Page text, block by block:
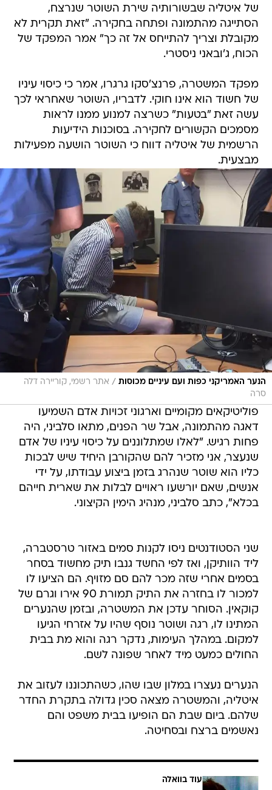
של איטליה שבשורותיה שירת השוטר שנרצח,
הסתייגה מהתמונה ופתחה בחקירה. "זאת תקרית לא
מקובלת וצריך להתייחס אל זה כך" אמר המפקד של
הכוח, ג'ובאני ניסטרי.
מפקד המשטרה, פרנצ'סקו גרגרו, אמר כי כיסוי עיניו
של חשוד הוא אינו חוקי. לדבריו, השוטר שאחראי לכך
עשה זאת "בטעות" כשרצה למנוע ממנו לראות
מסמכים הקשורים לחקירה. בסוכנות הידיעות
הרשמית של איטליה דווח כי השוטר הושעה מפעילות
מבצעית.
הנער האמריקני כפות ועם עיניים מכוסות / אתר רשמי, קוריירה דלה
סרה
פוליטיקאים מקומיים וארגוני זכויות אדם השמיעו
דאגה מהתמונה, אבל שר הפנים, מתאו סלביני, היה
פחות רגיש. "לאלו שמתלוננים על כיסוי עיניו של אדם
שנעצר, אני מזכיר להם שהקורבן היחיד שיש לבכות
כליו הוא שוטר שנהרג בזמן ביצוע עבודתו, על ידי
אנשים, שאם יורשעו ראויים לבלות את שארית חייהם
בכלא", כתב סלביני, מנהיג הימין הקיצוני.
שני הסטודנטים ניסו לקנות סמים באזור טרסטברה,
ליד הוותיקן, ואז לפי החשד גנבו תיק מחשוד בסחר
בסמים אחרי שזה מכר להם סם מזויף. הם הציעו לו
למכור לו בחזרה את התיק תמורת 90 אירו וגרם של
קוקאין. הסוחר עדכן את המשטרה, ובזמן שהנערים
המתינו לו, רגה ושוטר נוסף שהיו על אזרחי הגיעו
למקום. במהלך העימות, נדקר רגה והוא מת בבית
החולים כמעט מיד לאחר שפונה לשם.
הנערים נעצרו במלון שבו שהו, כשהתכוננו לעזוב את
איטליה, והמשטרה מצאה סכין גדולה בתקרת החדר
שלהם. ביום שבת הם הופיעו בבית משפט והם
נאשמים ברצח ובסחיטה.
עוד בוואלה